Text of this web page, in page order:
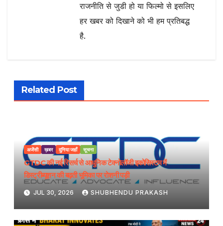
राजनीति से जुडी हो या फिल्मो से इसलिए
हर खबर को दिखाने को भी हम प्रतिबद्ध
है.
Related Post
अजेंसी ख़बर दुनिया जहाँ सूचना
GTDC की नई रिसर्च से आधुनिक टेक्नोलॉजी इकोसिस्टम में
डिस्ट्रीब्यूशन की बढ़ती भूमिका पर रोशनी पड़ी
JUL 30, 2026 SHUBHENDU PRAKASH